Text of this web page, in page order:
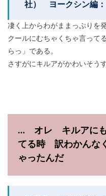
社） ヨークシン編：
凄く上からわがままっぷりを
クールにむちゃくちゃ言って
らっ」である。
さすがにキルアがかわいそう
… オレ キルアに
てる時 訳わかんな
ゃったんだ